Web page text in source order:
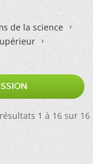
de la science
1 à 16 sur 16